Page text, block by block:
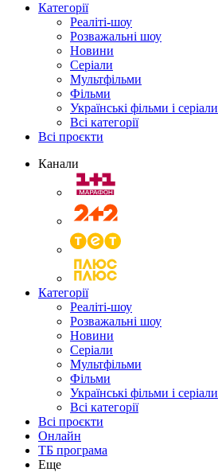
Категорії
Реаліті-шоу
Розважальні шоу
Новини
Серіали
Мультфільми
Фільми
Українські фільми і серіали
Всі категорії
Всі проєкти
Канали
Категорії
Реаліті-шоу
Розважальні шоу
Новини
Серіали
Мультфільми
Фільми
Українські фільми і серіали
Всі категорії
Всі проєкти
Онлайн
ТБ програма
Еще